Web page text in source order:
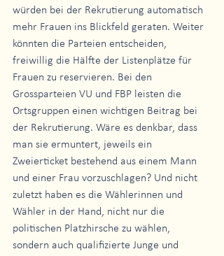
würden bei der Rekrutierung automatisch
mehr Frauen ins Blickfeld geraten. Weiter
könnten die Parteien entscheiden,
freiwillig die Hälfte der Listenplätze für
Frauen zu reservieren. Bei den
Grossparteien VU und FBP leisten die
Ortsgruppen einen wichtigen Beitrag bei
der Rekrutierung. Wäre es denkbar, dass
man sie ermuntert, jeweils ein
Zweierticket bestehend aus einem Mann
und einer Frau vorzuschlagen? Und nicht
zuletzt haben es die Wählerinnen und
Wähler in der Hand, nicht nur die
politischen Platzhirsche zu wählen,
sondern auch qualifizierte Junge und